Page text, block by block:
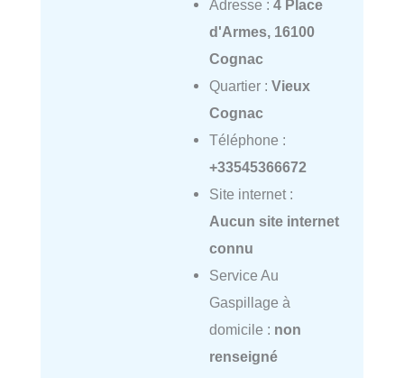
Adresse : 4 Place
d'Armes, 16100
Cognac
Quartier : Vieux
Cognac
Téléphone :
+33545366672
Site internet :
Aucun site internet
connu
Service Au
Gaspillage à
domicile : non
renseigné